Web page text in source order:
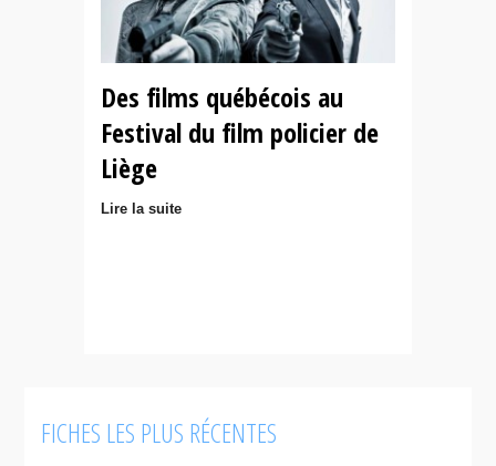
Des films québécois au
Festival du film policier de
Liège
Lire la suite
FICHES LES PLUS RÉCENTES